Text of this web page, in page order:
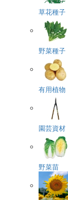
草花種子
野菜種子
有用植
園芸資材
野菜苗